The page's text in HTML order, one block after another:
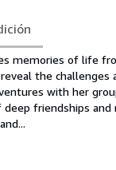
memories of life
the challenges
with her
friendships and